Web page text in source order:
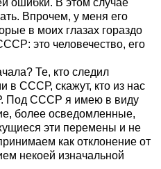
Впрочем, у меня его
в моих глазах гораздо
это человечество, его
Те, кто следил
в СССР, скажут, кто из нас
Под СССР я имею в виду
более осведомленные,
эти перемены и не
как отклонение от
некоей изначальной